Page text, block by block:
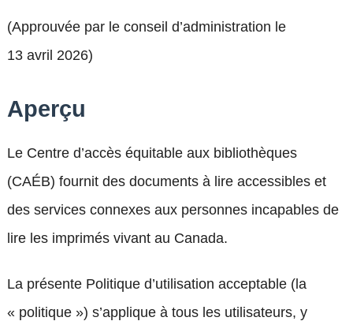
(Approuvée par le conseil d’administration le
13 avril 2026)
Aperçu
Le Centre d’accès équitable aux bibliothèques
(CAÉB) fournit des documents à lire accessibles et
des services connexes aux personnes incapables de
lire les imprimés vivant au Canada.
La présente Politique d’utilisation acceptable (la
« politique ») s’applique à tous les utilisateurs, y